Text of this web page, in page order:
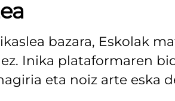
bazara, Eskolak
Inika plataformaren
eta noiz arte eska